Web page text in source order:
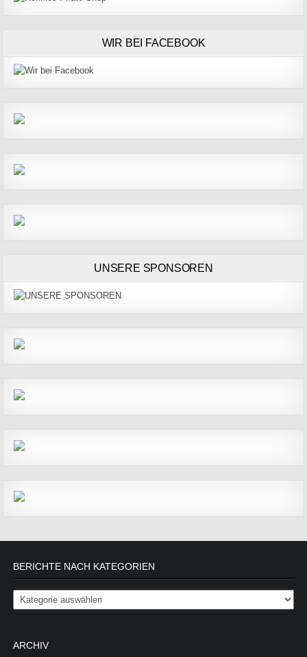
WIR BEI FACEBOOK
UNSERE SPONSOREN
BERICHTE NACH KATEGORIEN
Berichte nach Kategorien
ARCHIV